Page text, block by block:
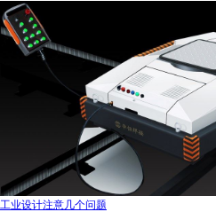
工业设计注意几个问题